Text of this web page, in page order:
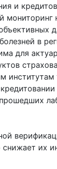
и
мониторинг
в
для
институтам
их